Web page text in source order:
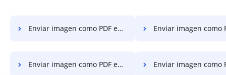
Enviar imagen como PDF en Google Chrome Enviar imagen como PDF en
Enviar imagen como PDF en Mozilla Firefox Enviar imagen como PDF